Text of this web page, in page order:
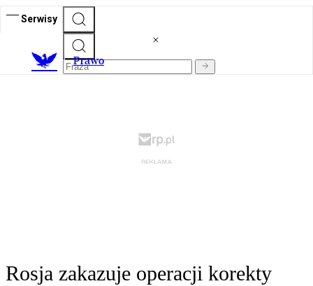
Serwisy
Prawo
Rosja zakazuje operacji korekty